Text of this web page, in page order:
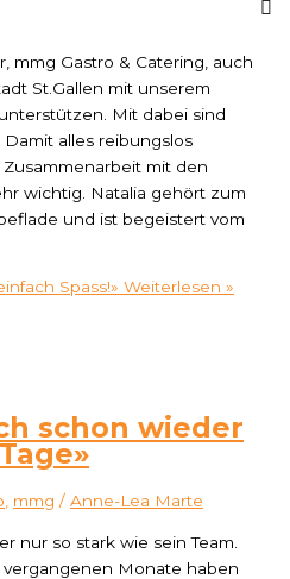
mmg Gastro & Catering, auch
St.Gallen mit unserem
Mit dabei sind
alles reibungslos
mit den
wichtig. Natalia gehört zum
und ist begeistert vom
Spass!» Weiterlesen »
schon wieder
, mmg /Anne-Lea Marte
nur so stark wie sein Team.
Monate haben